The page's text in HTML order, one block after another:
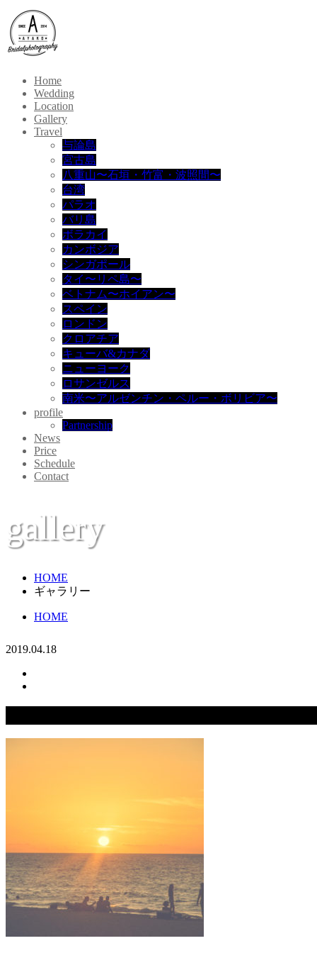
Home
Wedding
Location
Gallery
Travel
与論島
宮古島
八重山〜石垣・竹富・波照間〜
台湾
パラオ
バリ島
ボラカイ
カンボジア
シンガポール
タイ〜リペ島〜
ベトナム〜ホイアン〜
スペイン
ロンドン
クロアチア
キューバ&カナダ
ニューヨーク
ロサンゼルス
南米〜アルゼンチン・ペルー・ボリビア〜
profile
Partnership
News
Price
Schedule
Contact
gallery
HOME
ギャラリー
HOME
2019.04.18